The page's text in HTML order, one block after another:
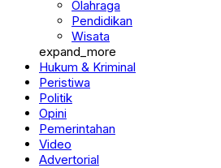
Olahraga
Pendidikan
Wisata
expand_more
Hukum & Kriminal
Peristiwa
Politik
Opini
Pemerintahan
Video
Advertorial